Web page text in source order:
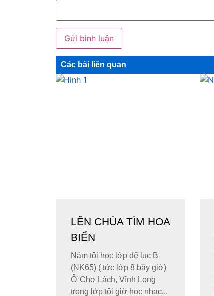
Các bài liên quan
LÊN CHÙA TÌM HOA
BIỂN
Năm tôi học lớp để lục B
(NK65) ( tức lớp 8 bây giờ)
Ở Chợ Lách, Vĩnh Long
trong lớp tôi giờ học nhạc...